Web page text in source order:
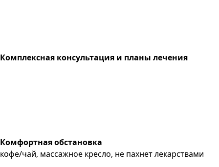
Комплексная консультация и планы лечения
Комфортная обстановка
кофе/чай, массажное кресло, не пахнет лекарствами